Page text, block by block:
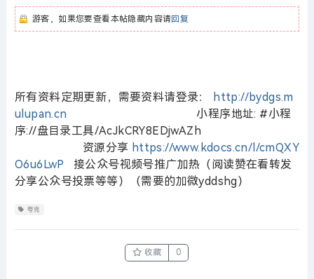
游客，如果您要查看本帖隐藏内容请回复
所有资料定期更新，需要资料请登录：
http://bydgs.m
ulupan.cn 小程序地址: #小程
序://盘目录工具/AcJkCRY8EDjwAZh
资源分享 https://www.kdocs.cn/l/cmQXY
O6u6LwP
接公众号视频号推广加热（阅读赞在看转发
分享公众号投票等等）（需要的加微yddshg）
夸克
收藏 0